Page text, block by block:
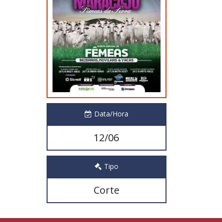
Data/Hora
12/06
Tipo
Corte